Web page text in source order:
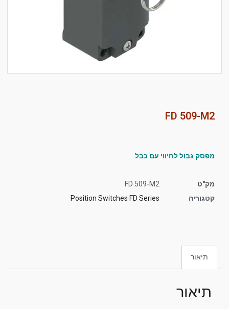
סמן קישורים
את
כל
האפשרויות
FD 509-M2
מפסק גבול לחיווי עם כבל
מק"ט
FD 509-M2
קטגוריה
Position Switches FD Series
תיאור
תיאור